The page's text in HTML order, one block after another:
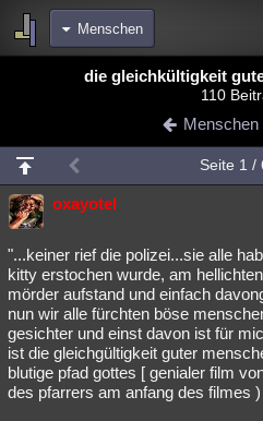
Menschen
Blogs
Chat Wiki Neuigkeiten
meine Rubriken
Menschen
Spiritualität Verschwörungen
Natur Umfragen Unterhaltung
weitere Rubriken
Philosophie Träume Orte
Astronomie Helpdesk Gruppen
die gleichkültigkeit
110
Menschen
Seite 1 /
oxayotel
"...keiner rief die polizei...sie alle
kitty erstochen wurde, am
mörder aufstand und einfach
nun wir alle fürchten böse
gesichter und einst davon ist für
ist die gleichgültigkeit guter
blutige pfad gottes [ genialer film
des pfarrers am anfang des filmes )